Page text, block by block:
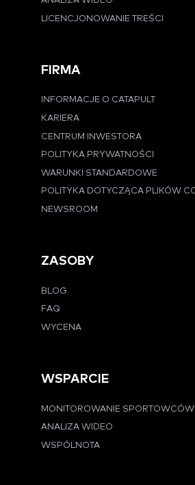
LICENCJONOWANIE TREŚCI
FIRMA
INFORMACJE O CATAPULT
KARIERA
CENTRUM INWESTORA
POLITYKA PRYWATNOŚCI
WARUNKI STANDARDOWE
POLITYKA DOTYCZĄCA PLIKÓW
NEWSROOM
ZASOBY
BLOG
FAQ
WYCENA
WSPARCIE
MONITOROWANIE SPORTOWCÓW
ANALIZA WIDEO
WSPÓLNOTA